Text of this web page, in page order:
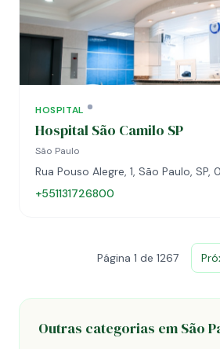
HOSPITAL
Hospital São Camilo SP
São Paulo
Rua Pouso Alegre, 1, São Paulo,
+551131726800
Página 1 de 1267
Outras categorias em São